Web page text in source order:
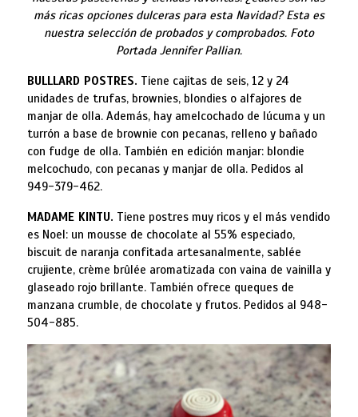
más ricas opciones dulceras para esta Navidad? Esta es
nuestra selección de probados y comprobados. Foto
Portada Jennifer Pallian.
BULLLARD POSTRES. Tiene cajitas de seis, 12 y 24
unidades de trufas, brownies, blondies o alfajores de
manjar de olla. Además, hay amelcochado de lúcuma y un
turrón a base de brownie con pecanas, relleno y bañado
con fudge de olla. También en edición manjar: blondie
melcochudo, con pecanas y manjar de olla. Pedidos al
949-379-462.
MADAME KINTU. Tiene postres muy ricos y el más vendido
es Noel: un mousse de chocolate al 55% especiado,
biscuit de naranja confitada artesanalmente, sablée
crujiente, crème brûlée aromatizada con vaina de vainilla y
glaseado rojo brillante. También ofrece queques de
manzana crumble, de chocolate y frutos. Pedidos al 948-
504-885.